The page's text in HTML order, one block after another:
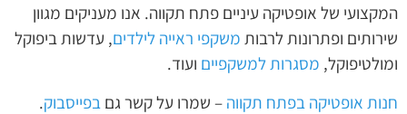
המקצועי של אופטיקה עיניים פתח תקווה. אנו מעניקים מגוון
שירותים ופתרונות לרבות משקפי ראייה לילדים, עדשות ביפוקל
ומולטיפוקל, מסגרות למשקפיים ועוד.
חנות אופטיקה בפתח תקווה – שמרו על קשר גם בפייסבוק.